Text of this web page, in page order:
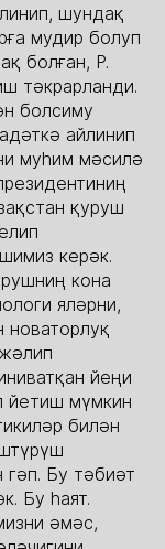
шундақ
мудир болуп
болған, Р.
тәкрарланди.
болсиму
айлинип
муһим мәсилә
қуруш
керәк.
кона
яләрни,
новаторлуқ
йеңи
йетиш мүмкин
билән
гәп. Бу тәбиәт
Бу һаят.
әмәс,